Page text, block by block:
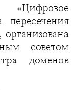
пересечения
советом
доменов